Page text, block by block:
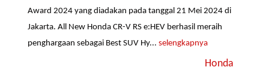
Award 2024 yang diadakan pada tanggal 21 Mei 2024 di
Jakarta. All New Honda CR-V RS e:HEV berhasil meraih
penghargaan sebagai Best SUV Hy...selengkapnya
Honda